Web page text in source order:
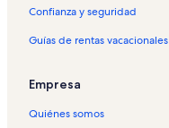
Confianza y seguridad
Guías de rentas vacacionales
Empresa
Quiénes somos